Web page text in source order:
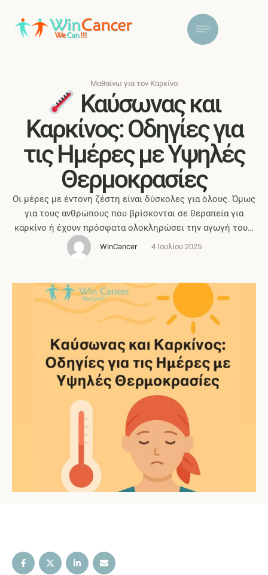
Μαθαίνω για τον Καρκίνο
Καύσωνας και
Καρκίνος: Οδηγίες για
τις Ημέρες με Υψηλές
Θερμοκρασίες
Οι μέρες με έντονη ζέστη είναι δύσκολες για όλους. Όμως
για τους ανθρώπους που βρίσκονται σε θεραπεία για
καρκίνο ή έχουν πρόσφατα ολοκληρώσει την αγωγή τους,
η προστασία από τον καύσωνα γίνεται ακόμη πιο κρίσιμη.
Η χημειοθεραπεία, η ακτινοβολία ή άλλες θεραπείες
ρυθμίζει τη θερμοκρασία, να ιδρώνει …
WinCancer 4 Ιουλίου 2025